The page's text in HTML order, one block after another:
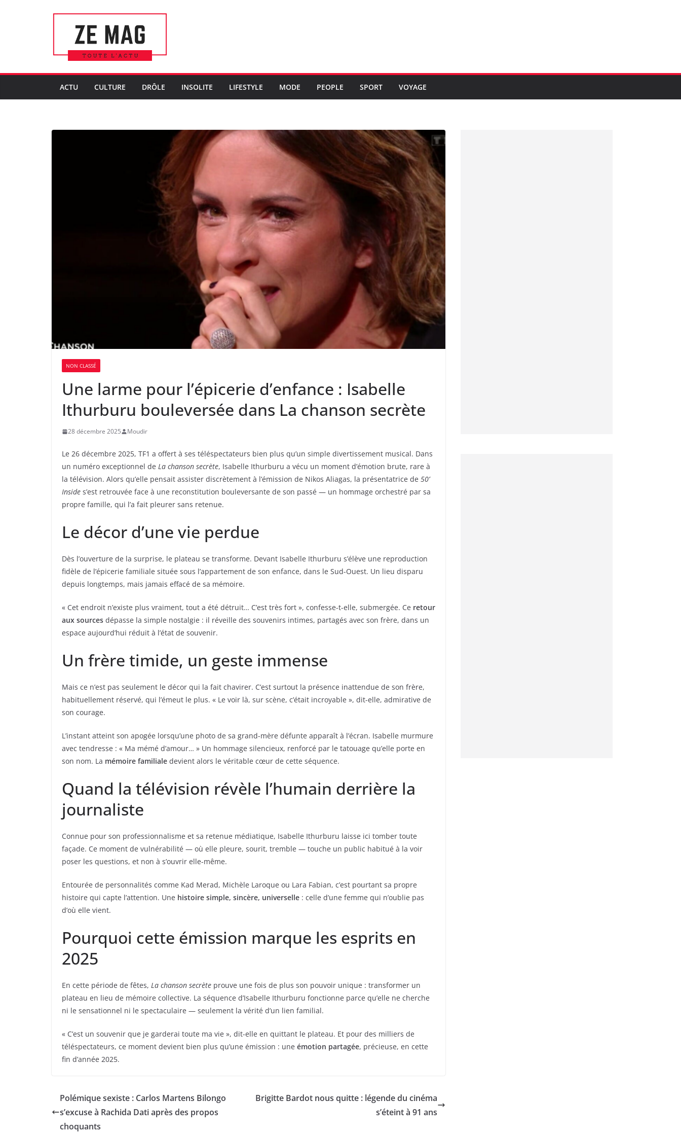
ACTU CULTURE DRÔLE INSOLITE LIFESTYLE MODE PEOPLE SPORT VOYAGE
NON CLASSÉ
Une larme pour l’épicerie d’enfance : Isabelle
Ithurburu bouleversée dans La chanson secrète
28 décembre 2025 Moudir
Le 26 décembre 2025, TF1 a offert à ses téléspectateurs bien plus qu’un simple divertissement musical. Dans
un numéro exceptionnel de La chanson secrète, Isabelle Ithurburu a vécu un moment d’émotion brute, rare à
la télévision. Alors qu’elle pensait assister discrètement à l’émission de Nikos Aliagas, la présentatrice de 50’
Inside s’est retrouvée face à une reconstitution bouleversante de son passé — un hommage orchestré par sa
propre famille, qui l’a fait pleurer sans retenue.
Le décor d’une vie perdue
Dès l’ouverture de la surprise, le plateau se transforme. Devant Isabelle Ithurburu s’élève une reproduction
fidèle de l’épicerie familiale située sous l’appartement de son enfance, dans le Sud-Ouest. Un lieu disparu
depuis longtemps, mais jamais effacé de sa mémoire.
« Cet endroit n’existe plus vraiment, tout a été détruit… C’est très fort », confesse-t-elle, submergée. Ce retour
aux sources dépasse la simple nostalgie : il réveille des souvenirs intimes, partagés avec son frère, dans un
espace aujourd’hui réduit à l’état de souvenir.
Un frère timide, un geste immense
Mais ce n’est pas seulement le décor qui la fait chavirer. C’est surtout la présence inattendue de son frère,
habituellement réservé, qui l’émeut le plus. « Le voir là, sur scène, c’était incroyable », dit-elle, admirative de
son courage.
L’instant atteint son apogée lorsqu’une photo de sa grand-mère défunte apparaît à l’écran. Isabelle murmure
avec tendresse : « Ma mémé d’amour… » Un hommage silencieux, renforcé par le tatouage qu’elle porte en
son nom. La mémoire familiale devient alors le véritable cœur de cette séquence.
Quand la télévision révèle l’humain derrière la
journaliste
Connue pour son professionnalisme et sa retenue médiatique, Isabelle Ithurburu laisse ici tomber toute
façade. Ce moment de vulnérabilité — où elle pleure, sourit, tremble — touche un public habitué à la voir
poser les questions, et non à s’ouvrir elle-même.
Entourée de personnalités comme Kad Merad, Michèle Laroque ou Lara Fabian, c’est pourtant sa propre
histoire qui capte l’attention. Une histoire simple, sincère, universelle : celle d’une femme qui n’oublie pas
d’où elle vient.
Pourquoi cette émission marque les esprits en
2025
En cette période de fêtes, La chanson secrète prouve une fois de plus son pouvoir unique : transformer un
plateau en lieu de mémoire collective. La séquence d’Isabelle Ithurburu fonctionne parce qu’elle ne cherche
ni le sensationnel ni le spectaculaire — seulement la vérité d’un lien familial.
« C’est un souvenir que je garderai toute ma vie », dit-elle en quittant le plateau. Et pour des milliers de
téléspectateurs, ce moment devient bien plus qu’une émission : une émotion partagée, précieuse, en cette
fin d’année 2025.
Polémique sexiste : Carlos Martens Bilongo
s’excuse à Rachida Dati après des propos
choquants
Brigitte Bardot nous quitte : légende du cinéma
s’éteint à 91 ans